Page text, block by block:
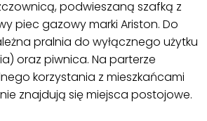
podwieszaną szafką z
piec gazowy marki Ariston. Do
pralnia do wyłącznego użytku
oraz piwnica. Na parterze
korzystania z mieszkańcami
znajdują się miejsca postojowe.